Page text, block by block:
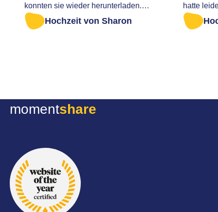
konnten sie wieder herunterladen.
Definitiv empfehlenswert! Ich war zu
spät dran, um alle Fotos abzurufen.
Hochzeit von Sharon
hatte
herunterzuladen.
momentshare